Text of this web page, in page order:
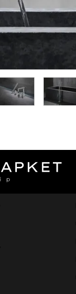
287.